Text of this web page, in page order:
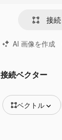
AI 画像を作成
接続ベクター
ベクトル